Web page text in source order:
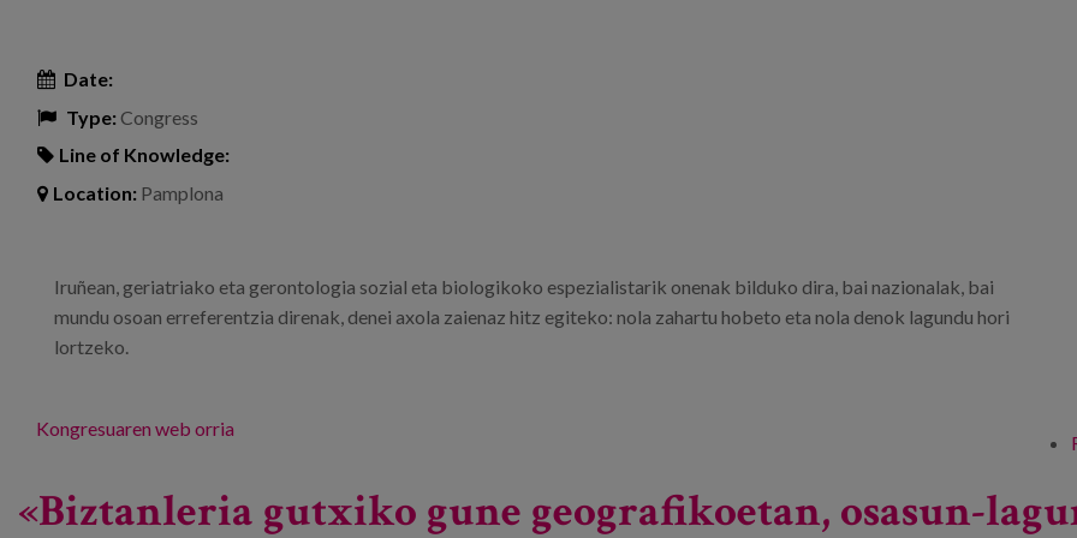
Date:
Type:Congress
Line of Knowledge:
Location: Pamplona
Iruñean, geriatriako eta gerontologia sozial eta biologikoko espezialistarik onenak bilduko dira, bai nazionalak, bai
mundu osoan erreferentzia direnak, denei axola zaienaz hitz egiteko: nola zahartu hobeto eta nola denok lagundu hori
lortzeko.
Kongresuaren web orria
«Biztanleria gutxiko gune geografikoetan, osasun-